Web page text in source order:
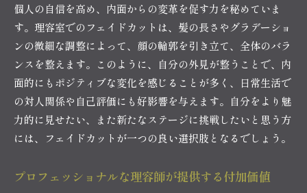
個人の自信を高め、内面からの変革を促す力を秘めていま
す。理容室でのフェイドカットは、髪の長さやグラデーショ
ンの微細な調整によって、顔の輪郭を引き立て、全体のバラ
ンスを整えます。このように、自分の外見が整うことで、内
面的にもポジティブな変化を感じることが多く、日常生活で
の対人関係や自己評価にも好影響を与えます。自分をより魅
力的に見せたい、また新たなステージに挑戦したいと思う方
には、フェイドカットが一つの良い選択肢となるでしょう。
プロフェッショナルな理容師が提供する付加価値